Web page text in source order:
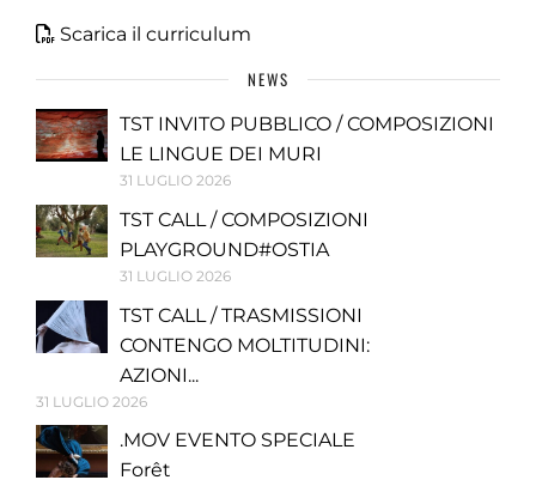
Scarica il curriculum
NEWS
TST INVITO PUBBLICO / COMPOSIZIONI
LE LINGUE DEI MURI
31 LUGLIO 2026
TST CALL / COMPOSIZIONI
PLAYGROUND#OSTIA
31 LUGLIO 2026
TST CALL / TRASMISSIONI
CONTENGO MOLTITUDINI:
AZIONI...
31 LUGLIO 2026
.MOV EVENTO SPECIALE
Forêt